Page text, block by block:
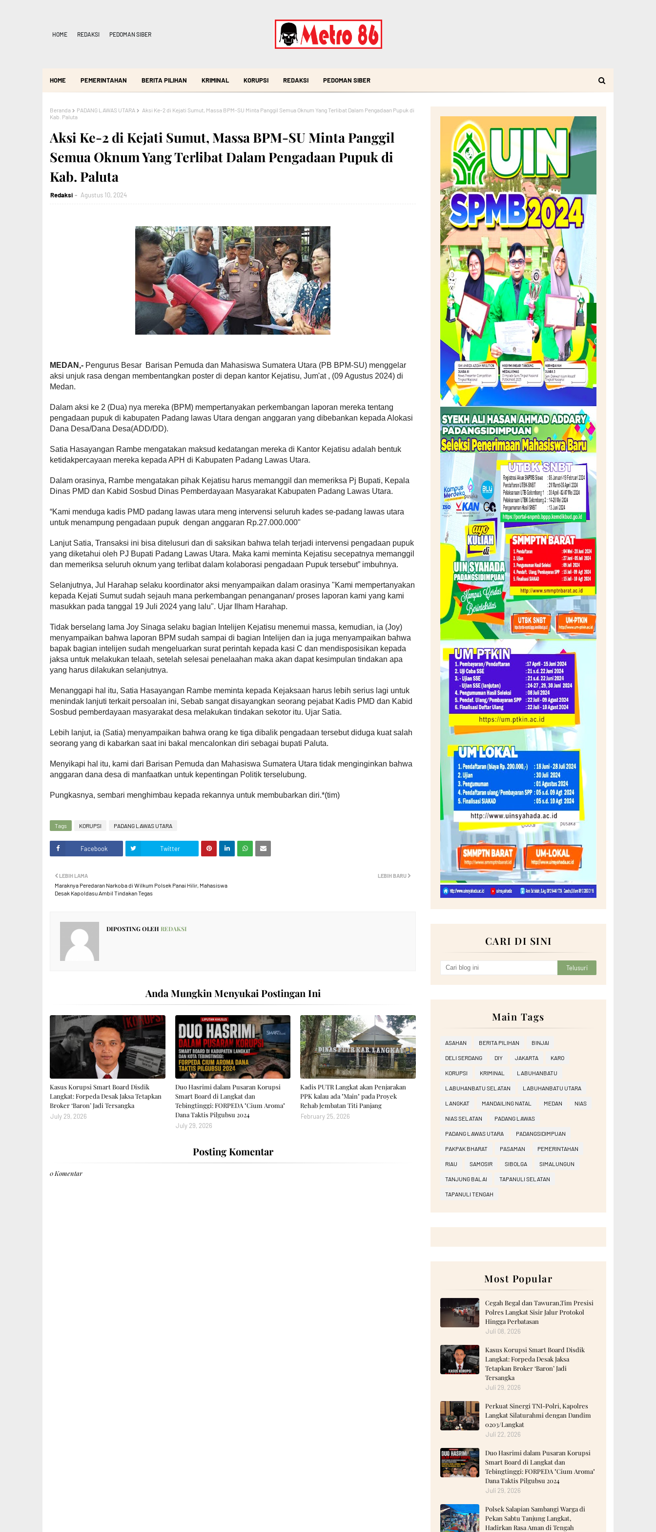
HOME REDAKSI PEDOMAN SIBER
HOME PEMERINTAHAN BERITA PILIHAN KRIMINAL KORUPSI REDAKSI PEDOMAN SIBER
Beranda PADANG LAWAS UTARA
Aksi Ke-2 di Kejati Sumut, Massa BPM-SU Minta Panggil Semua Oknum Yang Terlibat Dalam Pengadaan Pupuk di
Kab. Paluta
Aksi Ke-2 di Kejati Sumut, Massa BPM-SU Minta Panggil
Semua Oknum Yang Terlibat Dalam Pengadaan Pupuk di
Kab. Paluta
Redaksi Agustus 10, 2024
MEDAN,- Pengurus Besar Barisan Pemuda dan Mahasiswa Sumatera Utara (PB BPM-SU) menggelar
aksi unjuk rasa dengan membentangkan poster di depan kantor Kejatisu, Jum'at , (09 Agustus 2024) di
Medan.
Dalam aksi ke 2 (Dua) nya mereka (BPM) mempertanyakan perkembangan laporan mereka tentang
pengadaan pupuk di kabupaten Padang lawas Utara dengan anggaran yang dibebankan kepada Alokasi
Dana Desa/Dana Desa(ADD/DD).
Satia Hasayangan Rambe mengatakan maksud kedatangan mereka di Kantor Kejatisu adalah bentuk
ketidakpercayaan mereka kepada APH di Kabupaten Padang Lawas Utara.
Dalam orasinya, Rambe mengatakan pihak Kejatisu harus memanggil dan memeriksa Pj Bupati, Kepala
Dinas PMD dan Kabid Sosbud Dinas Pemberdayaan Masyarakat Kabupaten Padang Lawas Utara.
“Kami menduga kadis PMD padang lawas utara meng intervensi seluruh kades se-padang lawas utara
untuk menampung pengadaan pupuk dengan anggaran Rp.27.000.000"
Lanjut Satia, Transaksi ini bisa ditelusuri dan di saksikan bahwa telah terjadi intervensi pengadaan pupuk
yang diketahui oleh PJ Bupati Padang Lawas Utara. Maka kami meminta Kejatisu secepatnya memanggil
dan memeriksa seluruh oknum yang terlibat dalam kolaborasi pengadaan Pupuk tersebut” imbuhnya.
Selanjutnya, Jul Harahap selaku koordinator aksi menyampaikan dalam orasinya "Kami mempertanyakan
kepada Kejati Sumut sudah sejauh mana perkembangan penanganan/ proses laporan kami yang kami
masukkan pada tanggal 19 Juli 2024 yang lalu". Ujar Ilham Harahap.
Tidak berselang lama Joy Sinaga selaku bagian Intelijen Kejatisu menemui massa, kemudian, ia (Joy)
menyampaikan bahwa laporan BPM sudah sampai di bagian Intelijen dan ia juga menyampaikan bahwa
bapak bagian intelijen sudah mengeluarkan surat perintah kepada kasi C dan mendisposisikan kepada
jaksa untuk melakukan telaah, setelah selesai penelaahan maka akan dapat kesimpulan tindakan apa
yang harus dilakukan selanjutnya.
Menanggapi hal itu, Satia Hasayangan Rambe meminta kepada Kejaksaan harus lebih serius lagi untuk
menindak lanjuti terkait persoalan ini, Sebab sangat disayangkan seorang pejabat Kadis PMD dan Kabid
Sosbud pemberdayaan masyarakat desa melakukan tindakan sekotor itu. Ujar Satia.
Lebih lanjut, ia (Satia) menyampaikan bahwa orang ke tiga dibalik pengadaan tersebut diduga kuat salah
seorang yang di kabarkan saat ini bakal mencalonkan diri sebagai bupati Paluta.
Menyikapi hal itu, kami dari Barisan Pemuda dan Mahasiswa Sumatera Utara tidak menginginkan bahwa
anggaran dana desa di manfaatkan untuk kepentingan Politik terselubung.
Pungkasnya, sembari menghimbau kepada rekannya untuk membubarkan diri.*(tim)
Tags KORUPSI PADANG LAWAS UTARA
Facebook Twitter
LEBIH BARU
LEBIH LAMA
Maraknya Peredaran Narkoba di Wilkum Polsek Panai Hilir, Mahasiswa
Desak Kapoldasu Ambil Tindakan Tegas
DIPOSTING OLEH REDAKSI
Anda Mungkin Menyukai Postingan Ini
Kasus Korupsi Smart Board Disdik
Langkat: Forpeda Desak Jaksa Tetapkan
Broker ‘Baron’ Jadi Tersangka
July 29, 2026
‎Duo Hasrimi dalam Pusaran Korupsi
Smart Board di Langkat dan
Tebingtinggi: FORPEDA "Cium Aroma"
Dana Taktis Pilgubsu 2024 ‎
July 29, 2026
Kadis PUTR Langkat akan Penjarakan
PPK kalau ada "Main" pada Proyek
Rehab Jembatan Titi Panjang
February 25, 2026
Posting Komentar
0 Komentar
CARI DI SINI
Main Tags
ASAHAN BERITA PILIHAN BINJAI
DELI SERDANG DIY JAKARTA KARO
KORUPSI KRIMINAL LABUHANBATU
LABUHANBATU SELATAN LABUHANBATU UTARA
LANGKAT MANDAILING NATAL MEDAN NIAS
NIAS SELATAN PADANG LAWAS
PADANG LAWAS UTARA PADANGSIDIMPUAN
PAKPAK BHARAT PASAMAN PEMERINTAHAN
RIAU SAMOSIR SIBOLGA SIMALUNGUN
TANJUNG BALAI TAPANULI SELATAN
TAPANULI TENGAH
Most Popular
Cegah Begal dan Tawuran,Tim Presisi
Polres Langkat Sisir Jalur Protokol
Hingga Perbatasan
Juli 08, 2026
Kasus Korupsi Smart Board Disdik
Langkat: Forpeda Desak Jaksa
Tetapkan Broker ‘Baron’ Jadi
Tersangka
Juli 29, 2026
Perkuat Sinergi TNI-Polri, Kapolres
Langkat Silaturahmi dengan Dandim
0203/Langkat
Juli 22, 2026
‎Duo Hasrimi dalam Pusaran Korupsi
Smart Board di Langkat dan
Tebingtinggi: FORPEDA "Cium Aroma"
Dana Taktis Pilgubsu 2024 ‎
Juli 29, 2026
Polsek Salapian Sambangi Warga di
Pekan Sabtu Tanjung Langkat,
Hadirkan Rasa Aman di Tengah